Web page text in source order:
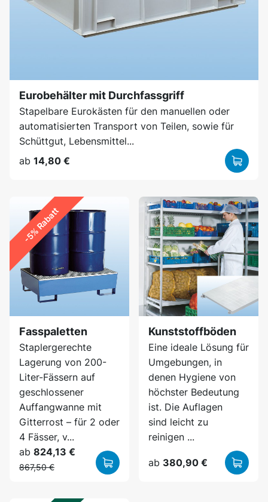
Eurobehälter mit Durchfassgriff
Stapelbare Eurokästen für den manuellen oder
automatisierten Transport von Teilen, sowie für
Schüttgut, Lebensmittel...
ab 14,80 €
-5% Rabatt
Fasspaletten
Staplergerechte
Lagerung von 200-
Liter-Fässern auf
geschlossener
Auffangwanne mit
Gitterrost – für 2 oder
4 Fässer, v...
ab 824,13 €
867,50 €
Kunststoffböden
Eine ideale Lösung für
Umgebungen, in
denen Hygiene von
höchster Bedeutung
ist. Die Auflagen
sind leicht zu
reinigen ...
ab 380,90 €